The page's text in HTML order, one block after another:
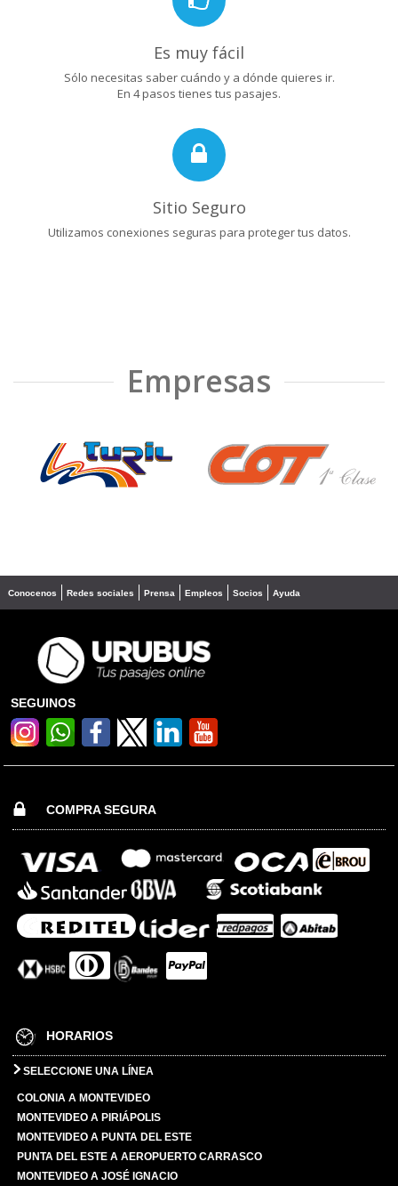
Es muy fácil
Sólo necesitas saber cuándo y a dónde quieres ir.
En 4 pasos tienes tus pasajes.
Sitio Seguro
Utilizamos conexiones seguras para proteger tus datos.
Empresas
❮ ❯
Conocenos Redes sociales Prensa Empleos Socios Ayuda
SEGUINOS
COMPRA SEGURA
HORARIOS
SELECCIONE UNA LÍNEA
COLONIA A MONTEVIDEO
MONTEVIDEO A PIRIÁPOLIS
MONTEVIDEO A PUNTA DEL ESTE
PUNTA DEL ESTE A AEROPUERTO CARRASCO
MONTEVIDEO A JOSÉ IGNACIO